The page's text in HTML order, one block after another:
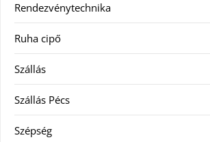
Rendezvénytechnika
Ruha cipő
Szállás
Szállás Pécs
Szépség